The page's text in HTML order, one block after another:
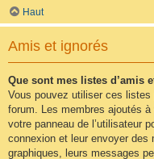
Haut
Amis et ignorés
Que sont mes listes d’amis
Vous pouvez utiliser ces
forum. Les membres ajoutés
votre panneau de l’utilisateur
connexion et leur envoyer
graphiques, leurs messages